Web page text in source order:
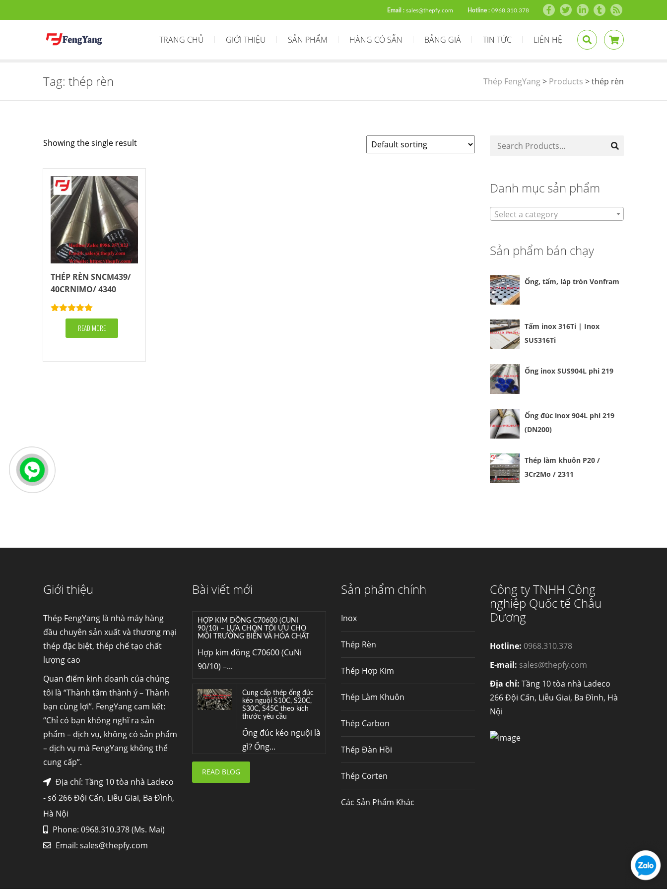
Email : sales@thepfy.com Hotline : 0968.310.378
TRANG CHỦ GIỚI THIỆU SẢN PHẨM HÀNG CÓ SẴN BẢNG GIÁ TIN TỨC LIÊN HỆ
Tag: thép rèn Thép FengYang> Products >thép rèn
Showing the single result
THÉP RÈN SNCM439/
40CRNIMO/ 4340
Rated5.00
out of 5READ MORE
Danh mục sản phẩm
Select a category
Sản phẩm bán chạy
Ống, tấm, láp tròn Vonfram
Tấm inox 316Ti | Inox
SUS316Ti
Ống inox SUS904L phi 219
Ống đúc inox 904L phi 219
(DN200)
Thép làm khuôn P20 /
3Cr2Mo / 2311
Giới thiệu
Thép FengYang là nhà máy hàng
đầu chuyên sản xuất và thương mại
thép đặc biệt, thép chế tạo chất
lượng cao
Quan điểm kinh doanh của chúng
tôi là “Thành tâm thành ý – Thành
bạn cùng lợi”. FengYang cam kết:
“Chỉ có bạn không nghĩ ra sản
phẩm – dịch vụ, không có sản phẩm
– dịch vụ mà FengYang không thể
cung cấp”.
Địa chỉ: Tầng 10 tòa nhà Ladeco
- số 266 Đội Cấn, Liễu Giai, Ba Đình,
Hà Nội
Phone: 0968.310.378 (Ms. Mai)
Email: sales@thepfy.com
Bài viết mớiInox (thép không gỉ)
HỢP KIM ĐỒNG C70600 (CUNI
90/10) – LỰA CHỌN TỐI ƯU CHO
MÔI TRƯỜNG BIỂN VÀ HÓA CHẤT
Hợp kim đồng C70600 (CuNi
90/10) –...
Cung cấp thép ống đúc
kéo nguội S10C, S20C,
S30C, S45C theo kích
thước yêu cầu
Ống đúc kéo nguội là
gì? Ống...
nhà máy thép Hòa Phát
READ BLOG
Sản phẩm chính
Inox
Thép Rèn
Thép Hợp Kim
Thép Làm Khuôn
Thép Carbon
Thép Đàn Hồi
Thép Corten
Các Sản Phẩm Khác
Công ty TNHH Công
nghiệp Quốc tế Châu
Dương
Hotline: 0968.310.378
E-mail: sales@thepfy.com
Địa chỉ: Tầng 10 tòa nhà Ladeco
266 Đội Cấn, Liễu Giai, Ba Đình, Hà
Nội